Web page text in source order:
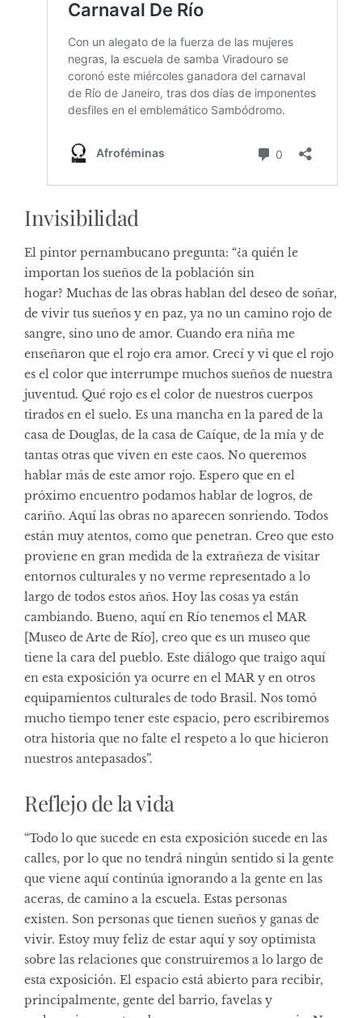
Invisibilidad
El pintor pernambucano pregunta: “¿a quién le
importan los sueños de la población sin
hogar? Muchas de las obras hablan del deseo de soñar,
de vivir tus sueños y en paz, ya no un camino rojo de
sangre, sino uno de amor. Cuando era niña me
enseñaron que el rojo era amor. Crecí y vi que el rojo
es el color que interrumpe muchos sueños de nuestra
juventud. Qué rojo es el color de nuestros cuerpos
tirados en el suelo. Es una mancha en la pared de la
casa de Douglas, de la casa de Caíque, de la mía y de
tantas otras que viven en este caos. No queremos
hablar más de este amor rojo. Espero que en el
próximo encuentro podamos hablar de logros, de
cariño. Aquí las obras no aparecen sonriendo. Todos
están muy atentos, como que penetran. Creo que esto
proviene en gran medida de la extrañeza de visitar
entornos culturales y no verme representado a lo
largo de todos estos años. Hoy las cosas ya están
cambiando. Bueno, aquí en Río tenemos el MAR
[Museo de Arte de Río], creo que es un museo que
tiene la cara del pueblo. Este diálogo que traigo aquí
en esta exposición ya ocurre en el MAR y en otros
equipamientos culturales de todo Brasil. Nos tomó
mucho tiempo tener este espacio, pero escribiremos
otra historia que no falte el respeto a lo que hicieron
nuestros antepasados”.
Reflejo de la vida
“Todo lo que sucede en esta exposición sucede en las
calles, por lo que no tendrá ningún sentido si la gente
que viene aquí continúa ignorando a la gente en las
aceras, de camino a la escuela. Estas personas
existen. Son personas que tienen sueños y ganas de
vivir. Estoy muy feliz de estar aquí y soy optimista
sobre las relaciones que construiremos a lo largo de
esta exposición. El espacio está abierto para recibir,
principalmente, gente del barrio, favelas y